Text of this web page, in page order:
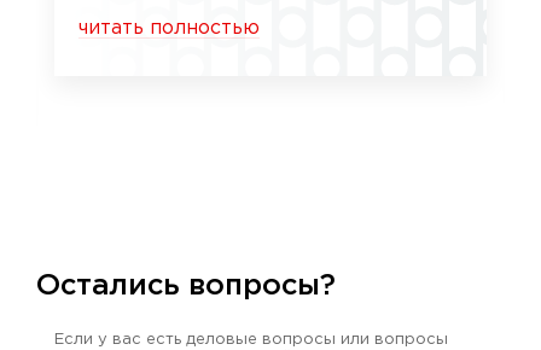
читать полностью
Остались вопросы?
Если у вас есть деловые вопросы или вопросы